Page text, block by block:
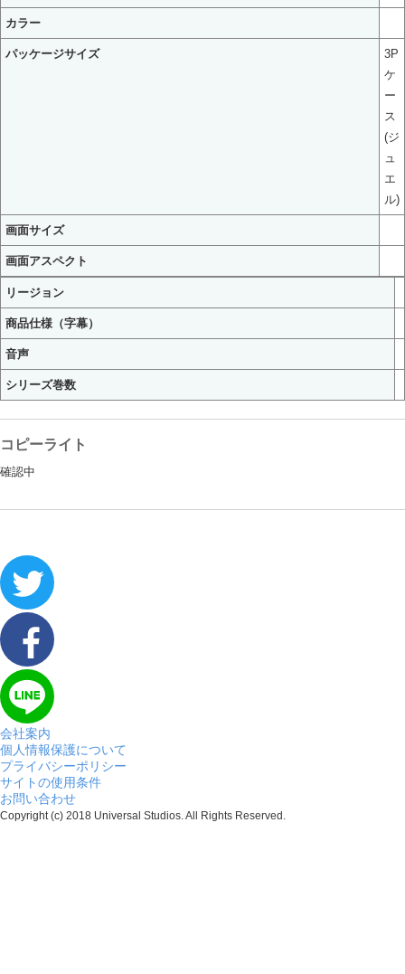
カラー
パッケージサイズ
3P
ケ
ー
ス
(ジ
ュ
エ
ル)
画面サイズ
画面アスペクト
リージョン
商品仕様（字幕）
音声
シリーズ巻数
コピーライト
確認中
会社案内
個人情報保護について
プライバシーポリシー
サイトの使用条件
お問い合わせ
Copyright (c) 2018 Universal Studios. All Rights Reserved.